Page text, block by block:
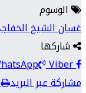
الوسوم
غسان الشيخ
شاركها
Viber
مشاركة عبر البريد